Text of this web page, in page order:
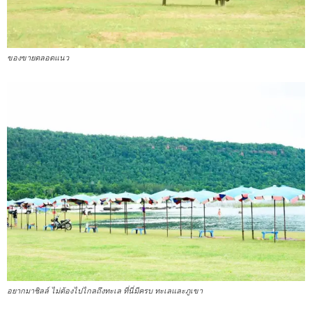
ของขายตลอดแนว
อยากมาชิลล์ ไม่ต้องไปไกลถึงทะเล ที่นี่มีครบ ทะเลและภูเขา